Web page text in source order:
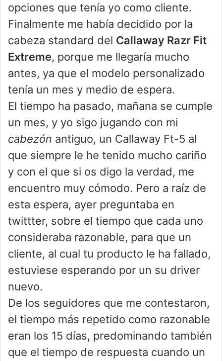
opciones que tenía yo como cliente.
Finalmente me había decidido por la
cabeza standard del Callaway Razr Fit
Extreme, porque me llegaría mucho
antes, ya que el modelo personalizado
tenía un mes y medio de espera.
El tiempo ha pasado, mañana se cumple
un mes, y yo sigo jugando con mi
cabezón antiguo, un Callaway Ft-5 al
que siempre le he tenido mucho cariño
y con el que si os digo la verdad, me
encuentro muy cómodo. Pero a raíz de
esta espera, ayer preguntaba en
twittter, sobre el tiempo que cada uno
consideraba razonable, para que un
cliente, al cual tu producto le ha fallado,
estuviese esperando por un su driver
nuevo.
De los seguidores que me contestaron,
el tiempo más repetido como razonable
eran los 15 días, predominando también
que el tiempo de respuesta cuando un